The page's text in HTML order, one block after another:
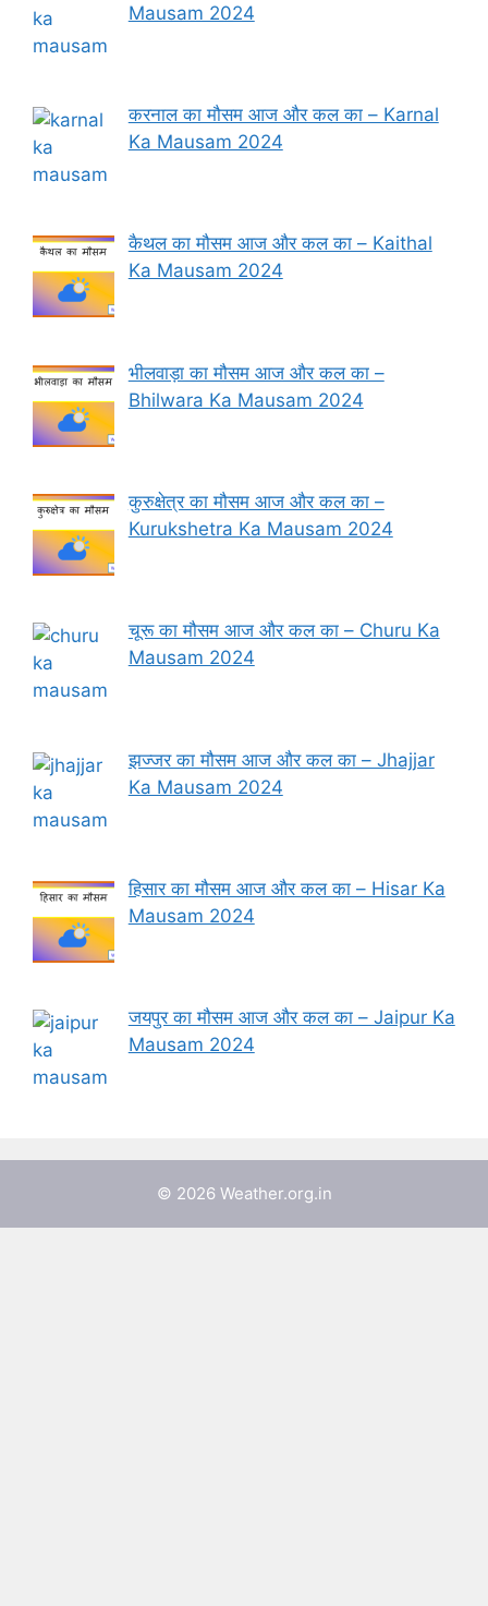
Mausam 2024
करनाल का मौसम आज और कल का – Karnal
Ka Mausam 2024
कैथल का मौसम आज और कल का – Kaithal
Ka Mausam 2024
भीलवाड़ा का मौसम आज और कल का –
Bhilwara Ka Mausam 2024
कुरुक्षेत्र का मौसम आज और कल का –
Kurukshetra Ka Mausam 2024
चूरू का मौसम आज और कल का – Churu Ka
Mausam 2024
झज्जर का मौसम आज और कल का – Jhajjar
Ka Mausam 2024
हिसार का मौसम आज और कल का – Hisar Ka
Mausam 2024
जयपुर का मौसम आज और कल का – Jaipur Ka
Mausam 2024
© 2026 Weather.org.in